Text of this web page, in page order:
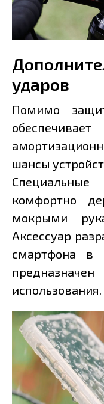
ударов
Помимо
шансы
комфортно
мокрыми
Аксессуар
смартфона в
использования.